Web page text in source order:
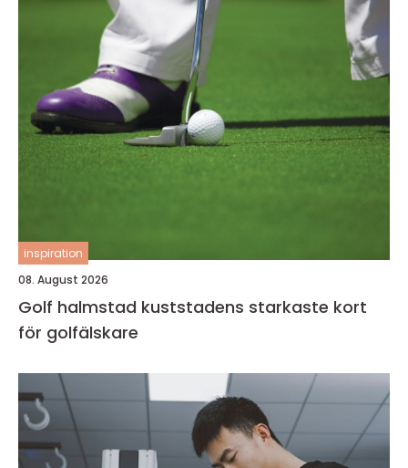
inspiration
08. August 2026
Golf halmstad kuststadens starkaste kort
för golfälskare